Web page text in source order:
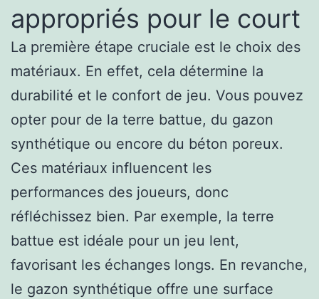
appropriés pour le court
La première étape cruciale est le choix des
matériaux. En effet, cela détermine la
durabilité et le confort de jeu. Vous pouvez
opter pour de la terre battue, du gazon
synthétique ou encore du béton poreux.
Ces matériaux influencent les
performances des joueurs, donc
réfléchissez bien. Par exemple, la terre
battue est idéale pour un jeu lent,
favorisant les échanges longs. En revanche,
le gazon synthétique offre une surface